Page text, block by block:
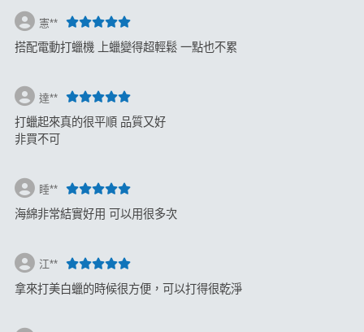
憲**
搭配電動打蠟機 上蠟變得超輕鬆 一點也不累
達**
打蠟起來真的很平順 品質又好
非買不可
睡**
海綿非常結實好用 可以用很多次
江**
拿來打美白蠟的時候很方便，可以打得很乾淨